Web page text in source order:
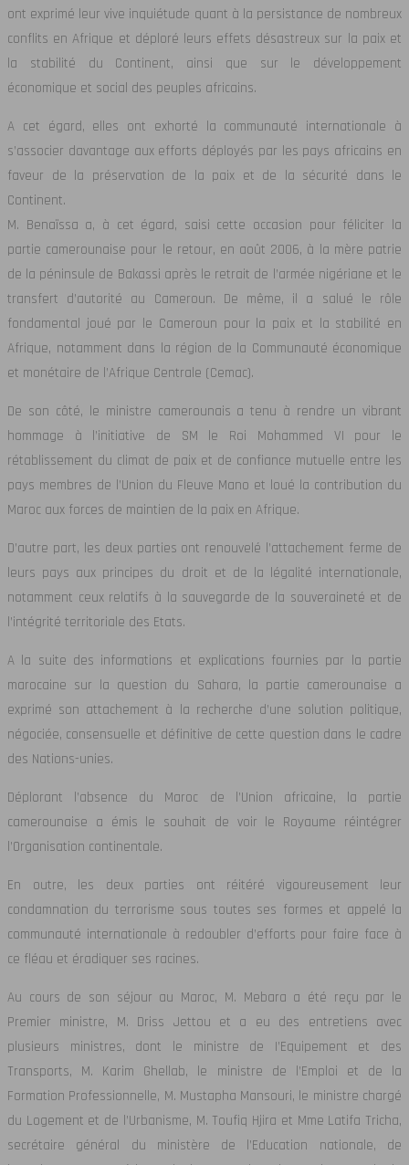
ont exprimé leur vive inquiétude quant à la persistance de nombreux
conflits en Afrique et déploré leurs effets désastreux sur la paix et
la stabilité du Continent, ainsi que sur le développement
économique et social des peuples africains.
A cet égard, elles ont exhorté la communauté internationale à
s’associer davantage aux efforts déployés par les pays africains en
faveur de la préservation de la paix et de la sécurité dans le
Continent.
M. Benaïssa a, à cet égard, saisi cette occasion pour féliciter la
partie camerounaise pour le retour, en août 2006, à la mère patrie
de la péninsule de Bakassi après le retrait de l’armée nigériane et le
transfert d’autorité au Cameroun. De même, il a salué le rôle
fondamental joué par le Cameroun pour la paix et la stabilité en
Afrique, notamment dans la région de la Communauté économique
et monétaire de l’Afrique Centrale (Cemac).
De son côté, le ministre camerounais a tenu à rendre un vibrant
hommage à l’initiative de SM le Roi Mohammed VI pour le
rétablissement du climat de paix et de confiance mutuelle entre les
pays membres de l’Union du Fleuve Mano et loué la contribution du
Maroc aux forces de maintien de la paix en Afrique.
D’autre part, les deux parties ont renouvelé l’attachement ferme de
leurs pays aux principes du droit et de la légalité internationale,
notamment ceux relatifs à la sauvegarde de la souveraineté et de
l’intégrité territoriale des Etats.
A la suite des informations et explications fournies par la partie
marocaine sur la question du Sahara, la partie camerounaise a
exprimé son attachement à la recherche d’une solution politique,
négociée, consensuelle et définitive de cette question dans le cadre
des Nations-unies.
Déplorant l’absence du Maroc de l’Union africaine, la partie
camerounaise a émis le souhait de voir le Royaume réintégrer
l’Organisation continentale.
En outre, les deux parties ont réitéré vigoureusement leur
condamnation du terrorisme sous toutes ses formes et appelé la
communauté internationale à redoubler d’efforts pour faire face à
ce fléau et éradiquer ses racines.
Au cours de son séjour au Maroc, M. Mebara a été reçu par le
Premier ministre, M. Driss Jettou et a eu des entretiens avec
plusieurs ministres, dont le ministre de I’Equipement et des
Transports, M. Karim Ghellab, le ministre de l’Emploi et de la
Formation Professionnelle, M. Mustapha Mansouri, le ministre chargé
du Logement et de l’Urbanisme, M. Toufiq Hjira et Mme Latifa Tricha,
secrétaire général du ministère de l’Education nationale, de